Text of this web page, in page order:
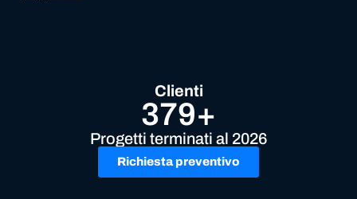
Clienti
379+
Progetti terminati al 2026
Richiesta preventivo